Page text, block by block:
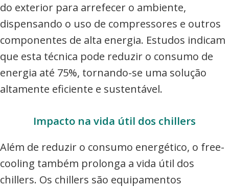
do exterior para arrefecer o ambiente,
dispensando o uso de compressores e outros
componentes de alta energia. Estudos indicam
que esta técnica pode reduzir o consumo de
energia até 75%, tornando-se uma solução
altamente eficiente e sustentável.
Impacto na vida útil dos chillers
Além de reduzir o consumo energético, o free-
cooling também prolonga a vida útil dos
chillers. Os chillers são equipamentos